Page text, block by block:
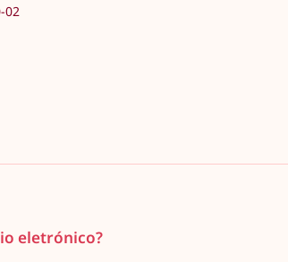
02
eletrónico?